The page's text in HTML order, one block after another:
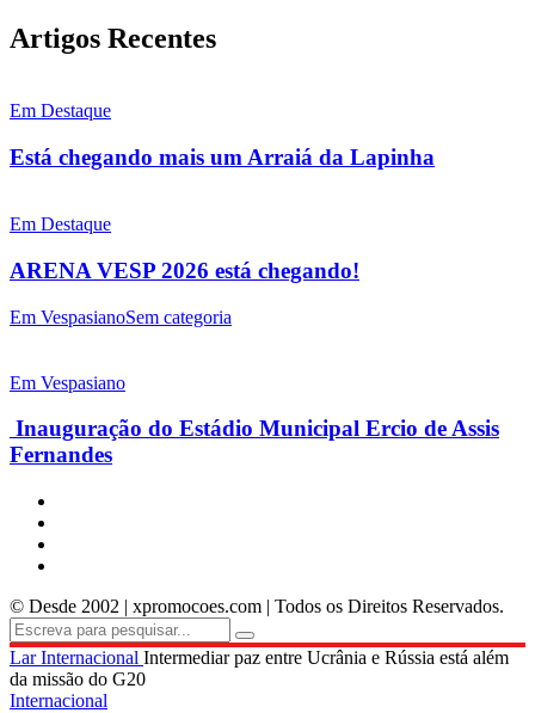
Artigos Recentes
Em Destaque
Está chegando mais um Arraiá da Lapinha
Em Destaque
ARENA VESP 2026 está chegando!
Em VespasianoSem categoria
Em Vespasiano
Inauguração do Estádio Municipal Ercio de Assis
Fernandes
© Desde 2002 | xpromocoes.com | Todos os Direitos Reservados.
LarInternacional Intermediar paz entre Ucrânia e Rússia está além
da missão do G20
Internacional